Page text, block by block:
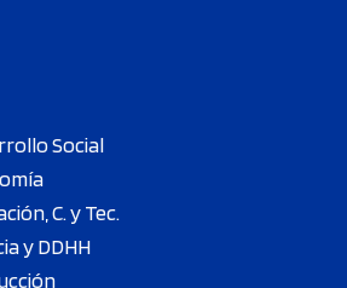
Social
C. y Tec.
y DDHH